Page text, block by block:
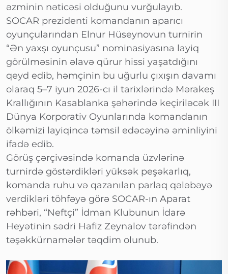
əzminin nəticəsi olduğunu vurğulayıb.
SOCAR prezidenti komandanın aparıcı
oyunçularından Elnur Hüseynovun turnirin
“Ən yaxşı oyunçusu” nominasiyasına layiq
görülməsinin əlavə qürur hissi yaşatdığını
qeyd edib, həmçinin bu uğurlu çıxışın davamı
olaraq 5–7 iyun 2026-cı il tarixlərində Mərakeş
Krallığının Kasablanka şəhərində keçiriləcək III
Dünya Korporativ Oyunlarında komandanın
ölkəmizi layiqincə təmsil edəcəyinə əminliyini
ifadə edib.
Görüş çərçivəsində komanda üzvlərinə
turnirdə göstərdikləri yüksək peşəkarlıq,
komanda ruhu və qazanılan parlaq qələbəyə
verdikləri töhfəyə görə SOCAR-ın Aparat
rəhbəri, “Neftçi” İdman Klubunun İdarə
Heyətinin sədri Hafiz Zeynalov tərəfindən
təşəkkürnamələr təqdim olunub.